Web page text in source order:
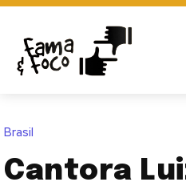
Brasil
Cantora